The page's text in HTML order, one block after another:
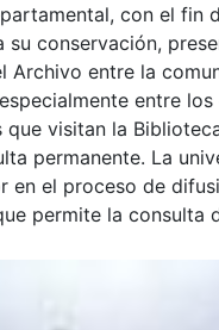
con el fin
su conservación,
Archivo entre la
entre
que visitan la
permanente. La
en el proceso de
permite la consulta